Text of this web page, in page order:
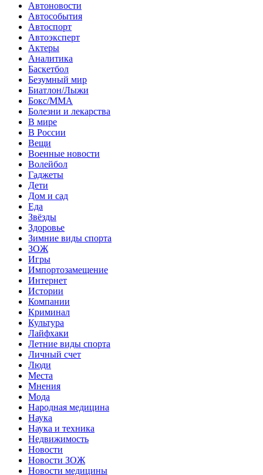
Автоновости
Автособытия
Автоспорт
Автоэксперт
Актеры
Аналитика
Баскетбол
Безумный мир
Биатлон/Лыжи
Бокс/MMA
Болезни и лекарства
В мире
В России
Вещи
Военные новости
Волейбол
Гаджеты
Дети
Дом и сад
Еда
Звёзды
Здоровье
Зимние виды спорта
ЗОЖ
Игры
Импортозамещение
Интернет
Истории
Компании
Криминал
Культура
Лайфхаки
Летние виды спорта
Личный счет
Люди
Места
Мнения
Мода
Народная медицина
Наука
Наука и техника
Недвижимость
Новости
Новости ЗОЖ
Новости медицины